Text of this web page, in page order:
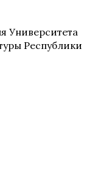
Университета
Республики